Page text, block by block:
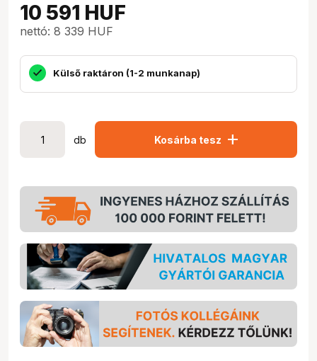
10 591 HUF
nettó: 8 339 HUF
Külső raktáron (1-2 munkanap)
db Kosárba tesz add